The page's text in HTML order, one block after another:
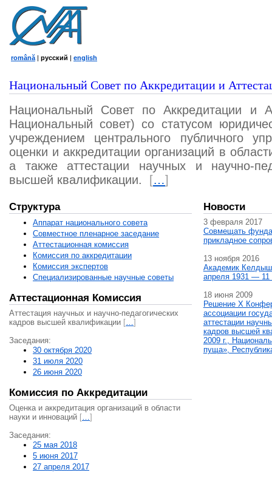
română | русский | english
Национальный Совет по Аккредитации и
Национальный Совет по Аккредитации и
Национальный совет) со статусом
учреждением центрального публичного
оценки и аккредитации организаций в
а также аттестации научных и научно-
высшей квалификации.
[…]
Структура
Аппарат национального совета
Совместное пленарное заседание
Аттестационная комисcия
Комиссия по аккредитации
Комиссия экспертов
Специализированные научные советы
Аттестационная Комиссия
Аттестация научных и научно-педагогических
кадров высшей квалификации […]
Заседания:
30 октября 2020
31 июля 2020
26 июня 2020
Комиссия по Аккредитации
Оценка и аккредитация организаций в области
науки и инноваций […]
Заседания:
25 мая 2018
5 июня 2017
27 апреля 2017
Новости
3 февраля 2017
Совмещать
прикладное
13 ноября 2016
Академик
апреля 1931 — 11
18 июня 2009
Решение X
ассоциации
аттестации
кадров высшей
2009 г.,
пуща»,